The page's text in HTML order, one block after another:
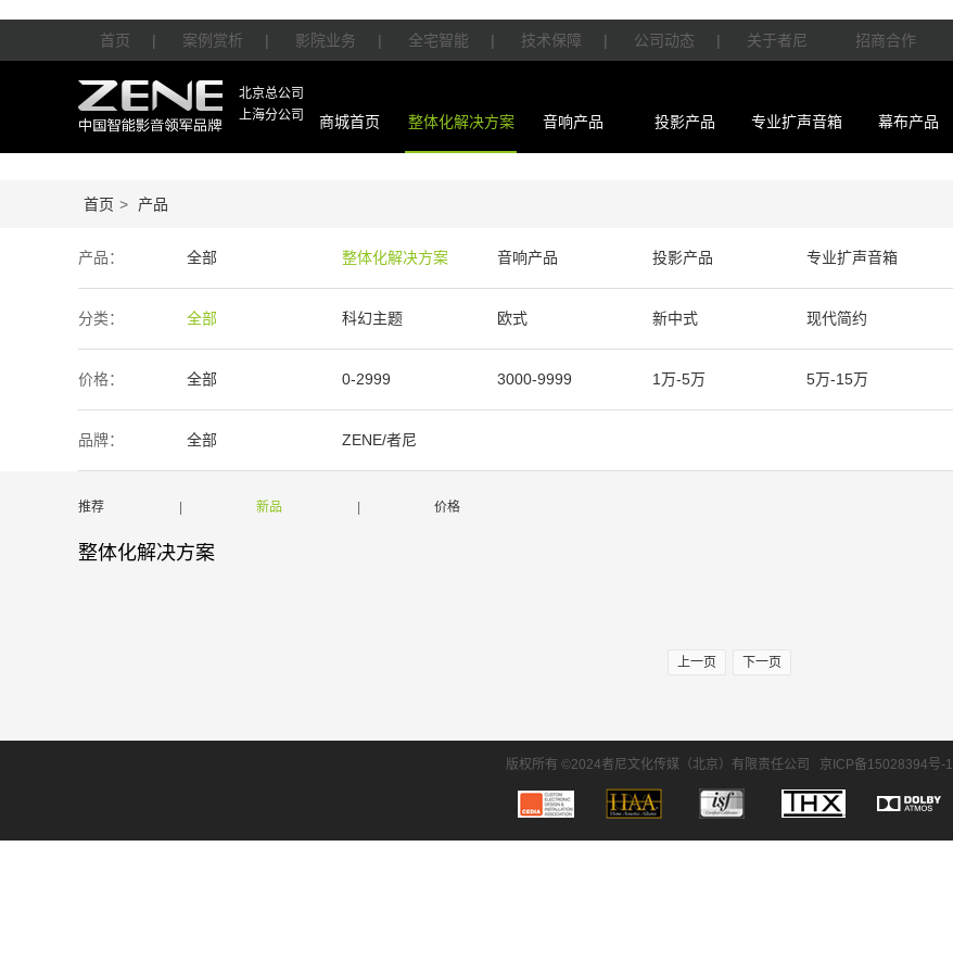
首页 | 案例赏析 | 影院业务 | 全宅智能 | 技术保障 | 公司动态 | 关于者尼 招商合作
北京总公司
上海分公司
商城首页 整体化解决方案 音响产品 投影产品 专业扩声音箱 幕布产品
首页 > 产品
产品： 全部 整体化解决方案 音响产品 投影产品 专业扩声音箱
智能产品 周边产品
分类： 全部 科幻主题 欧式 新中式 现代简约
价格： 全部 0-2999 3000-9999 1万-5万 5万-15万
50万-100万 100万以上
品牌： 全部 ZENE/者尼
推荐 新品 价格
整体化解决方案
上一页 下一页
版权所有 ©2024者尼文化传媒（北京）有限责任公司 京ICP备15028394号-1